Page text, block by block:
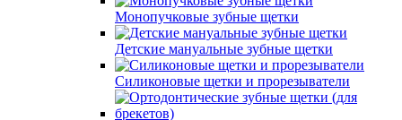
Монопучковые зубные щетки
Детские мануальные зубные щетки
Силиконовые щетки и прорезыватели